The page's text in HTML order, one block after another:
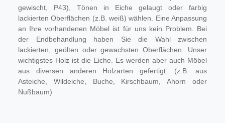
gewischt, P43), Tönen in Eiche gelaugt oder farbig
lackierten Oberflächen (z.B. weiß) wählen. Eine Anpassung
an Ihre vorhandenen Möbel ist für uns kein Problem. Bei
der Endbehandlung haben Sie die Wahl zwischen
lackierten, geölten oder gewachsten Oberflächen. Unser
wichtigstes Holz ist die Eiche. Es werden aber auch Möbel
aus diversen anderen Holzarten gefertigt. (z.B. aus
Asteiche, Wildeiche, Buche, Kirschbaum, Ahorn oder
Nußbaum)